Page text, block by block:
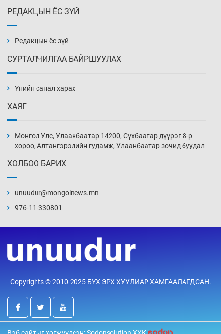
9 цаг 52 мин
10 цаг 22 мин
10 цаг 52 мин
хэмжээг шинэчлэн тогтоох нь
11 цаг 52 мин
мөнгө, хүрэл медаль хүртэв
12 цаг 18 мин
Нөөцийн махны худалдаа, борлуулалтыг
РЕДАКЦЫН ЁС ЗҮЙ
Редакцын ёс зүй
СУРТАЛЧИЛГАА БАЙРШУУЛАХ
Үнийн санал харах
ХАЯГ
Монгол Улс, Улаанбаатар 14200, Сүхбаатар дүүрэг 8-р
хороо, Алтангэрэлийн гудамж, Улаанбаатар зочид буудал
ХОЛБОО БАРИХ
unuudur@mongolnews.mn
976-11-330801
Copyrights © 2010-2025 БҮХ ЭРХ ХУУЛИАР ХАМГААЛАГДСАН.
Вэб сайтыг хөгжүүлсэн: Sodonsolution ХХК